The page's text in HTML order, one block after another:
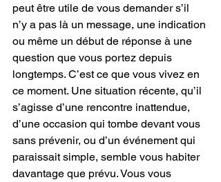
peut être utile de vous demander s’il
n’y a pas là un message, une indication
ou même un début de réponse à une
question que vous portez depuis
longtemps. C’est ce que vous vivez en
ce moment. Une situation récente, qu’il
s’agisse d’une rencontre inattendue,
d’une occasion qui tombe devant vous
sans prévenir, ou d’un événement qui
paraissait simple, semble vous habiter
davantage que prévu. Vous vous